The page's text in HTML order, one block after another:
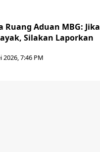
Ruang Aduan MBG: Jika
Silakan Laporkan
2026, 7:46 PM